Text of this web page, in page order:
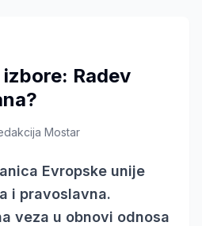
Radev
Mostar
Evropske unije
i pravoslavna.
veza u obnovi odnosa